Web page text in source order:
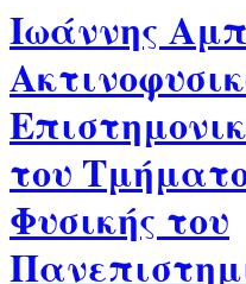
Ιωάννης
του
Φυσικής του